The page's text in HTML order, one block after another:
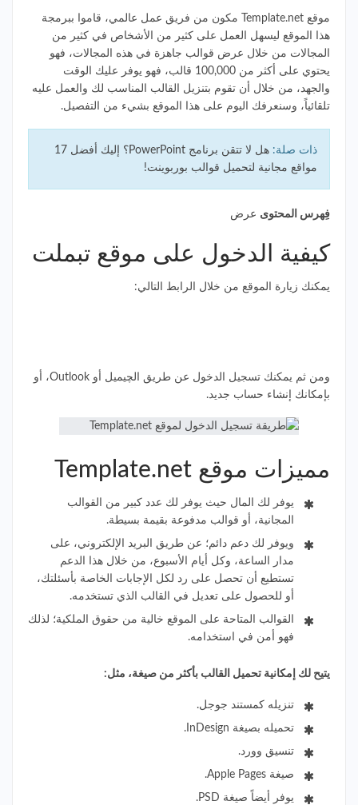
موقع Template.net مكون من فريق عمل عالمي، قاموا ببرمجة
هذا الموقع ليسهل العمل على كثير من الأشخاص في كثير من
المجالات من خلال عرض قوالب جاهزة في هذه المجالات، فهو
يحتوي على أكثر من 100,000 قالب، فهو يوفر عليك الوقت
والجهد، من خلال أن تقوم بتنزيل القالب المناسب لك والعمل عليه
تلقائياً، وسنعرفك اليوم على هذا الموقع بشيء من التفصيل.
ذات صلة:
هل لا تتقن برنامج PowerPoint؟ إليك أفضل 17
مواقع مجانية لتحميل قوالب بوربوينت!
فِهرس المحتوى عرض
كيفية الدخول على موقع تبملت
يمكنك زيارة الموقع من خلال الرابط التالي:
ومن ثم يمكنك تسجيل الدخول عن طريق الچيميل أو Outlook، أو
بإمكانك إنشاء حساب جديد.
مميزات موقع Template.net
يوفر لك المال حيث يوفر لك عدد كبير من القوالب
المجانية، أو قوالب مدفوعة بقيمة بسيطة.
ويوفر لك دعم دائم؛ عن طريق البريد الإلكتروني، على
مدار الساعة، وكل أيام الأسبوع، من خلال هذا الدعم
تستطيع أن تحصل على رد لكل الإجابات الخاصة بأسئلتك،
أو للحصول على تعديل في القالب الذي تستخدمه.
القوالب المتاحة على الموقع خالية من حقوق الملكية؛ لذلك
فهو أمن في استخدامه.
يتيح لك إمكانية تحميل القالب بأكثر من صيغة، مثل:
تنزيله كمستند جوجل.
تحميله بصيغة InDesign.
تنسيق وورد.
صيغة Apple Pages.
يوفر أيضاً صيغة PSD.